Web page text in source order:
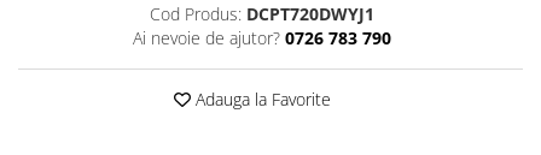
Cititoare coduri de bare
Accesorii pentru birou
Cod Produs: DCPT720DWYJ1
Ai nevoie de ajutor? 0726 783 790
Adauga la Favorite